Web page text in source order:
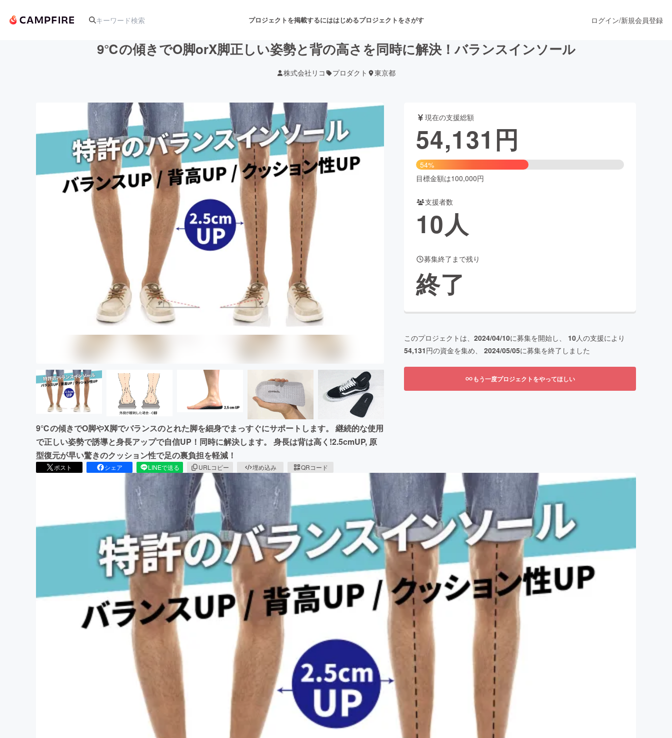
プロジェクトを掲載するにははじめるプロジェクトをさがす
アート・写真 音楽 舞台・パフォーマンス
テクノロジー・ガジェット ゲーム・サービス開発 フード・飲食店 ファッション
映像・映画 書籍・雑誌出版
ビジネス・起業 チャレンジ ビューティー・ヘルスケア
まちづくり・地域活性化
CAMPFIRE for Social Good
CAMPFIREふるさと納税
ログイン/新規会員登録
9℃の傾きでO脚orX脚正しい姿勢と背の高さを同時に解決！バランスインソール
株式会社リコ プロダクト 東京都
9℃の傾きでO脚やX脚でバランスのとれた脚を細身でまっすぐにサポートします。 継続的な使用
で正しい姿勢で誘導と身長アップで自信UP！同時に解決します。 身長は背は高く!2.5cmUP, 原
型復元が早い驚きのクッション性で足の裏負担を軽減！
ポスト シェア LINEで送る URLコピー 埋め込み QRコード
現在の支援総額
54,131 円
54%
目標金額は100,000円
支援者数
10人
募集終了まで残り
終了
このプロジェクトは、 2024/04/10に募集を開始し、 10人の支援により
54,131円の資金を集め、 2024/05/05に募集を終了しました
もう一度プロジェクトをやってほしい